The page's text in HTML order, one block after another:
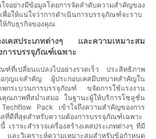
ย่างมีข้อมูลโดยการจัดลำดับความสำคัญของ
พื่อให้แน่ใจว่าการดำเนินการบรรจุภัณฑ์จะราบ
ห้กับธุรกิจของคุณ
งเคสประเภทต่างๆ และความเหมาะสม
การบรรจุภัณฑ์เฉพาะ
ฑ์ที่เปลี่ยนแปลงไปอย่างรวดเร็ว ประสิทธิภาพ
อกุญแจสำคัญ ผู้ประกอบเคสมีบทบาทสำคัญใน
พกระบวนการบรรจุภัณฑ์ ขจัดการใช้แรงงาน
ณภาพที่สม่ำเสมอ ในฐานะผู้ให้บริการโซลูชั่น
Pack เข้าใจถึงความสำคัญของการ
สที่ดีที่สุดสำหรับความต้องการบรรจุภัณฑ์เฉพาะ
เราจะสำรวจเครื่องสร้างเคสประเภทต่างๆ ที่มี
ละวิเคราะห์ความเหมาะสมสำหรับข้อกำหนด